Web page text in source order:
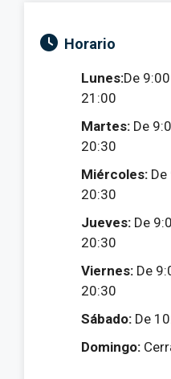
Horario
Lunes:De
21:00
Martes: De
20:30
Miércoles:
20:30
Jueves: De
20:30
Viernes: De
20:30
Sábado: De
Domingo: